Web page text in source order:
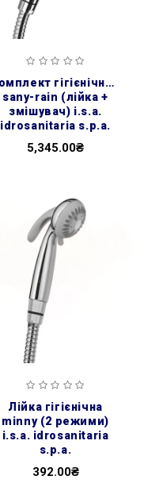
sany-rain (лійка +
змішувач) i.s.a.
idrosanitaria s.p.a.
5,345.00₴
лійка гігієнічна
minny (2 режими)
i.s.a. idrosanitaria
s.p.a.
392.00₴